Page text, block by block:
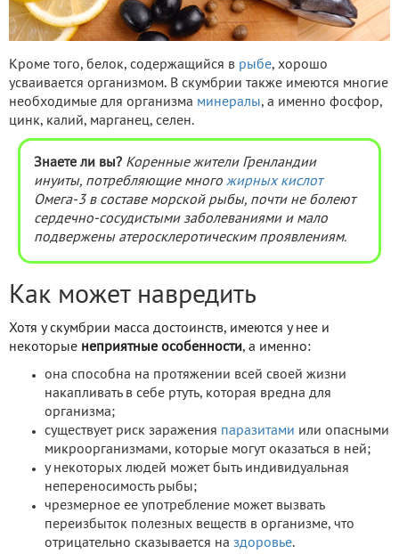
Кроме того, белок, содержащийся в рыбе, хорошо
усваивается организмом. В скумбрии также имеются многие
необходимые для организма минералы, а именно фосфор,
цинк, калий, марганец, селен.
Знаете ли вы? Коренные жители Гренландии
инуиты, потребляющие много жирных кислот
Омега-3 в составе морской рыбы, почти не болеют
сердечно-сосудистыми заболеваниями и мало
подвержены атеросклеротическим проявлениям.
Как может навредить
Хотя у скумбрии масса достоинств, имеются у нее и
некоторые неприятные особенности, а именно:
она способна на протяжении всей своей жизни
накапливать в себе ртуть, которая вредна для
организма;
существует риск заражения паразитами или опасными
микроорганизмами, которые могут оказаться в ней;
у некоторых людей может быть индивидуальная
непереносимость рыбы;
чрезмерное ее употребление может вызвать
переизбыток полезных веществ в организме, что
отрицательно сказывается на здоровье.